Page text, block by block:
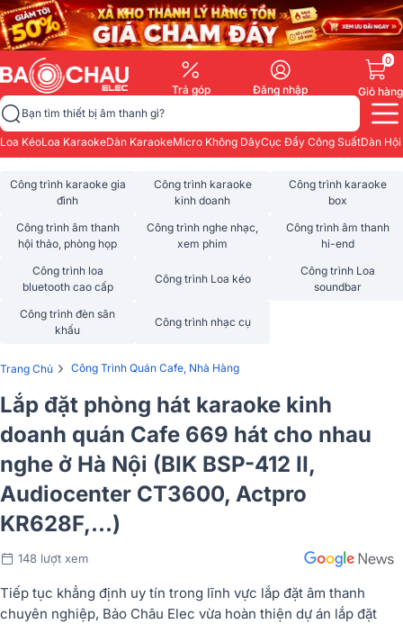
Trả góp Đăng nhập
0
Giỏ hàng
Bạn tìm thiết bị âm thanh gì?
Loa KéoLoa KaraokeDàn KaraokeMicro Không DâyCục Đẩy Công SuấtDàn
Công trình karaoke gia
đình
Công trình karaoke
kinh doanh
Công trình karaoke
box
Công trình âm thanh
hội thảo, phòng họp
Công trình nghe nhạc,
xem phim
Công trình âm thanh
hi-end
Công trình loa
bluetooth cao cấp
Công trình Loa kéo
Công trình Loa
soundbar
Công trình đèn sân
khấu
Công trình nhạc cụ
Trang Chủ › Công Trình Quán Cafe, Nhà Hàng
Lắp đặt phòng hát karaoke kinh
doanh quán Cafe 669 hát cho nhau
nghe ở Hà Nội (BIK BSP-412 II,
Audiocenter CT3600, Actpro
KR628F,...)
148 lượt xem
Tiếp tục khẳng định uy tín trong lĩnh vực lắp đặt âm thanh
chuyên nghiệp, Bảo Châu Elec vừa hoàn thiện dự án lắp đặt